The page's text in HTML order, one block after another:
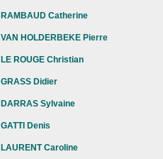
RAMBAUD Catherine
VAN HOLDERBEKE Pierre
LE ROUGE Christian
GRASS Didier
DARRAS Sylvaine
GATTI Denis
LAURENT Caroline